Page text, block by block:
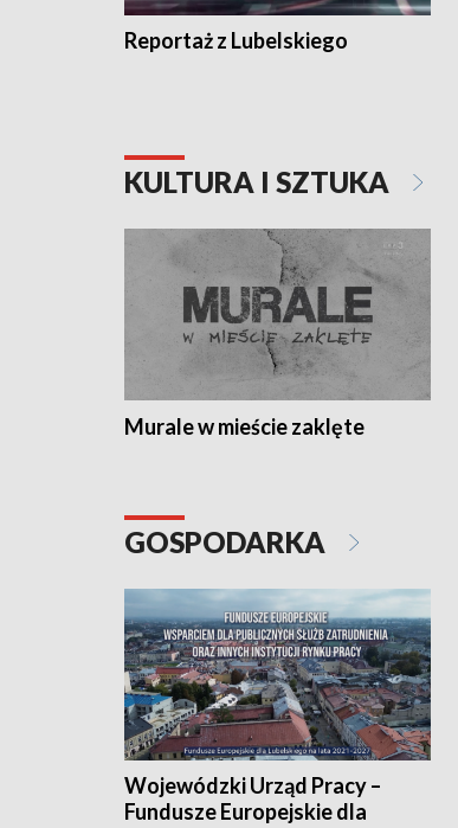
Reportaż z Lubelskiego
KULTURA I SZTUKA
Murale w mieście zaklęte
GOSPODARKA
Wojewódzki Urząd Pracy –
Fundusze Europejskie dla